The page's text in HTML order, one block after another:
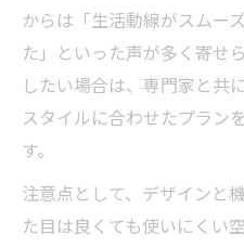
からは「生活動線がスムー
た」といった声が多く寄せ
したい場合は、専門家と共
スタイルに合わせたプラン
す。
注意点として、デザインと
た目は良くても使いにくい